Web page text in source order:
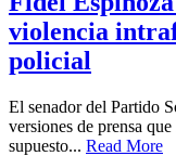
violencia
policial
El senador del Partido
versiones de prensa
supuesto... Read More